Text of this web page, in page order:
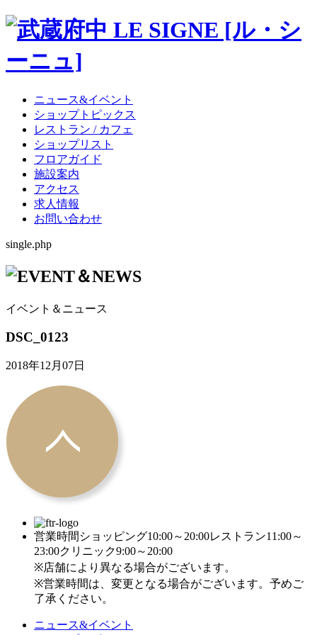
ニュース&イベント
ショップトピックス
レストラン / カフェ
ショップリスト
フロアガイド
施設案内
アクセス
求人情報
お問い合わせ
single.php
イベント＆ニュース
DSC_0123
2018年12月07日
営業時間 ショッピング10:00～20:00レストラン11:00～
23:00クリニック9:00～20:00
※店舗により異なる場合がございます。
※営業時間は、変更となる場合がございます。予めご
了承ください。
ニュース&イベント